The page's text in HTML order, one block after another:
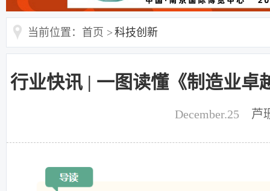
当前位置：首页 >科技创新
行业快讯 | 一图读懂《制造业卓
December.25 芦